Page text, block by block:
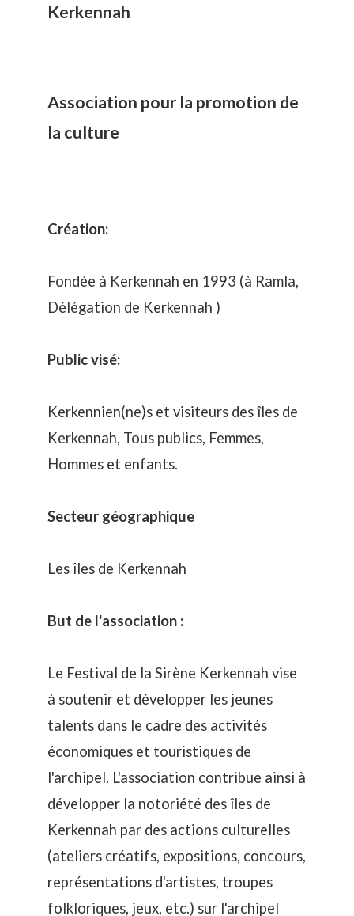
Kerkennah
Association pour la promotion de
la culture
Création:
Fondée à Kerkennah en 1993 (à Ramla,
Délégation de Kerkennah )
Public visé:
Kerkennien(ne)s et visiteurs des îles de
Kerkennah, Tous publics, Femmes,
Hommes et enfants.
Secteur géographique
Les îles de Kerkennah
But de l'association :
Le Festival de la Sirène Kerkennah vise
à soutenir et développer les jeunes
talents dans le cadre des activités
économiques et touristiques de
l'archipel. L'association contribue ainsi à
développer la notoriété des îles de
Kerkennah par des actions culturelles
(ateliers créatifs, expositions, concours,
représentations d'artistes, troupes
folkloriques, jeux, etc.) sur l'archipel